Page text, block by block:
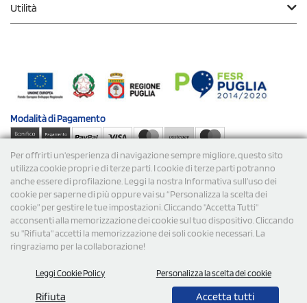
Per offrirti un'esperienza di navigazione sempre migliore, questo sito
utilizza cookie propri e di terze parti. I cookie di terze parti potranno
anche essere di profilazione. Leggi la nostra Informativa sull’uso dei
cookie per saperne di più oppure vai su “Personalizza la scelta dei
cookie” per gestire le tue impostazioni. Cliccando "Accetta Tutti"
acconsenti alla memorizzazione dei cookie sul tuo dispositivo. Cliccando
su "Rifiuta" accetti la memorizzazione dei soli cookie necessari. La
ringraziamo per la collaborazione!
Leggi Cookie Policy Personalizza la scelta dei cookie
Rifiuta Accetta tutti
Utilità
Modalità diPagamento
Spedizioni
P.Iva/C.F. 09734470967 - N° Rea MI-2110632